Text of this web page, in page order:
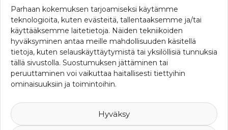
Parhaan kokemuksen tarjoamiseksi käytämme
teknologioita, kuten evästeitä, tallentaaksemme ja/tai
käyttääksemme laitetietoja. Näiden tekniikoiden
hyväksyminen antaa meille mahdollisuuden käsitellä
tietoja, kuten selauskäyttäytymistä tai yksilöllisiä tunnuksia
tällä sivustolla. Suostumuksen jättäminen tai
peruuttaminen voi vaikuttaa haitallisesti tiettyihin
ominaisuuksiin ja toimintoihin.
Hyväksy
SRHY:n uutisia
Uutisia maailmalta